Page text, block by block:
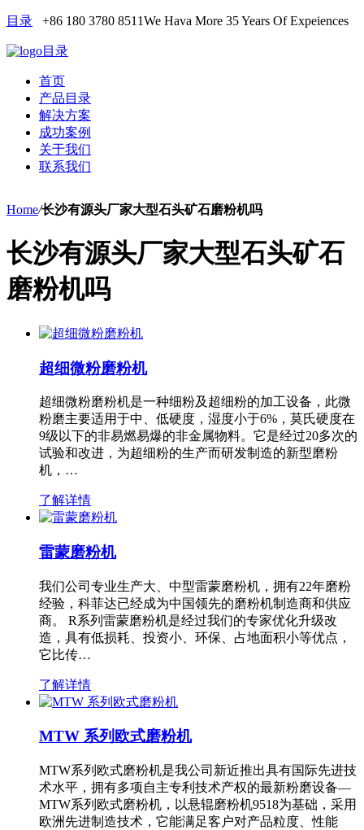
目录 +86 180 3780 8511We Hava More 35 Years Of Expeiences
目录
首页
产品目录
解决方案
成功案例
关于我们
联系我们
Home/长沙有源头厂家大型石头矿石磨粉机吗
长沙有源头厂家大型石头矿石
磨粉机吗
超细微粉磨粉机
超细微粉磨粉机是一种细粉及超细粉的加工设备，此微
粉磨主要适用于中、低硬度，湿度小于6%，莫氏硬度在
9级以下的非易燃易爆的非金属物料。它是经过20多次的
试验和改进，为超细粉的生产而研发制造的新型磨粉
机，…
了解详情
雷蒙磨粉机
我们公司专业生产大、中型雷蒙磨粉机，拥有22年磨粉
经验，科菲达已经成为中国领先的磨粉机制造商和供应
商。 R系列雷蒙磨粉机是经过我们的专家优化升级改
造，具有低损耗、投资小、环保、占地面积小等优点，
它比传…
了解详情
MTW 系列欧式磨粉机
MTW系列欧式磨粉机是我公司新近推出具有国际先进技
术水平，拥有多项自主专利技术产权的最新粉磨设备—
MTW系列欧式磨粉机，以悬辊磨粉机9518为基础，采用
欧洲先进制造技术，它能满足客户对产品粒度、性能